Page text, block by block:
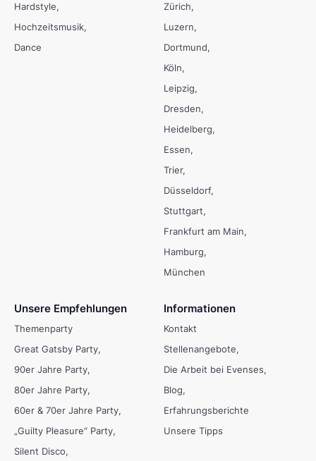
Hardstyle
Hochzeitsmusik
Dance
Zürich
Luzern
Dortmund
Köln
Leipzig
Dresden
Heidelberg
Essen
Trier
Düsseldorf
Stuttgart
Frankfurt am Main
Hamburg
München
Unsere Empfehlungen
Themenparty
Great Gatsby Party
90er Jahre Party
80er Jahre Party
60er & 70er Jahre Party
„Guilty Pleasure“ Party
Silent Disco
Informationen
Kontakt
Stellenangebote
Die Arbeit bei Evenses
Blog
Erfahrungsberichte
Unsere Tipps